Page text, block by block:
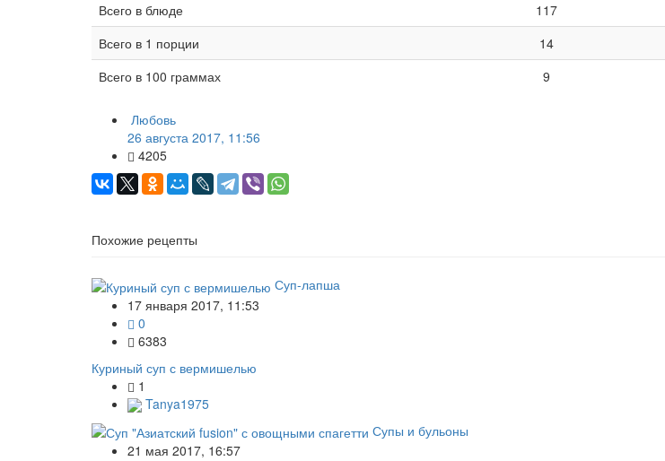
Всего в блюде
117
Всего в 1 порции
14
Всего в 100 граммах
9
Любовь
26 августа 2017, 11:56
4205
Похожие рецепты
Суп-лапша
17 января 2017, 11:53
0
6383
Куриный суп с вермишелью
1
Tanya1975
Супы и бульоны
21 мая 2017, 16:57